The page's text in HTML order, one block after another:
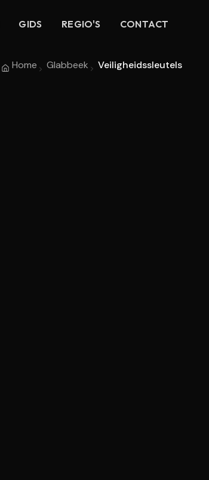
GIDS REGIO'S CONTACT
Home Glabbeek Veiligheidssleutels